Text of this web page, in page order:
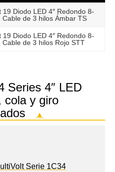
19 Diodo LED 4″ Redondo 8-
Cable de 3 hilos Ámbar TS
19 Diodo LED 4″ Redondo 8-
Cable de 3 hilos Rojo STT
Series 4″ LED
cola y giro
▲
Serie 1C34